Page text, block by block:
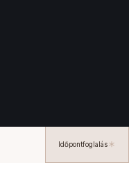
Időpontfoglalás